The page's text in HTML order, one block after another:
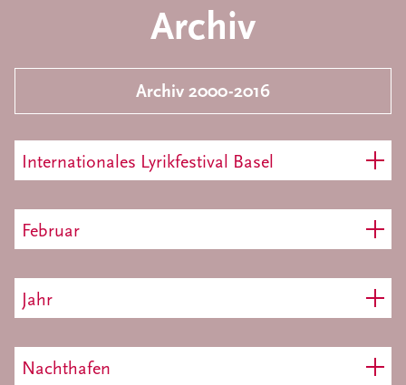
Archiv
Archiv 2000-2016
Internationales Lyrikfestival Basel
Februar
Jahr
Nachthafen